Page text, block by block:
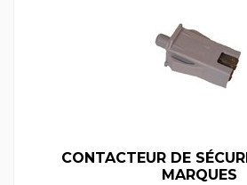
CONTACTEUR DE
MARQUES